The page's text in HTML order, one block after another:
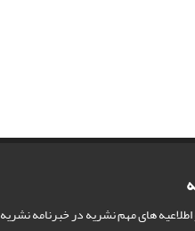
اطلاعیه های مهم نشریه در خبرنامه نشریه